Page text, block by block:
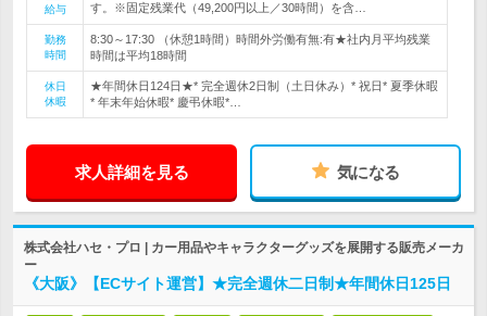
給与
す。※固定残業代（49,200円以上／30時間）を含…
勤務
時間
8:30～17:30 （休憩1時間）時間外労働有無:有★社内月平均残業
時間は平均18時間
休日
休暇
★年間休日124日★* 完全週休2日制（土日休み）* 祝日* 夏季休暇
* 年末年始休暇* 慶弔休暇*…
求人詳細を見る 気になる
株式会社ハセ・プロ | カー用品やキャラクターグッズを展開する販売メーカ
ー
《大阪》【ECサイト運営】★完全週休二日制★年間休日125日